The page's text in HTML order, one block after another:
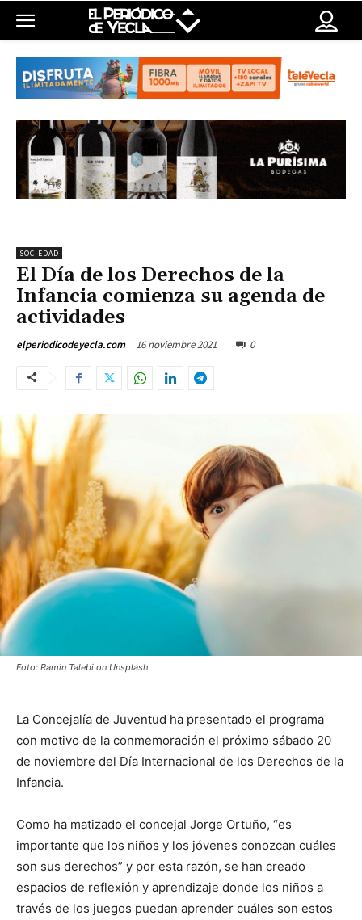
SOCIEDAD
El Día de los Derechos de la
Infancia comienza su agenda de
actividades
elperiodicodeyecla.com 16 noviembre 2021 0
Foto: Ramin Talebi on Unsplash
La Concejalía de Juventud ha presentado el programa
con motivo de la conmemoración el próximo sábado 20
de noviembre del Día Internacional de los Derechos de la
Infancia.
Como ha matizado el concejal Jorge Ortuño, “es
importante que los niños y los jóvenes conozcan cuáles
son sus derechos” y por esta razón, se han creado
espacios de reflexión y aprendizaje donde los niños a
través de los juegos puedan aprender cuáles son estos